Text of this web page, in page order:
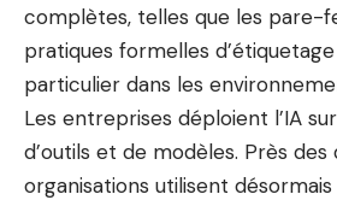
complètes, telles que les pare-
pratiques formelles
particulier dans les
Les entreprises déploient l’IA
d’outils et de modèles. Près des
organisations utilisent